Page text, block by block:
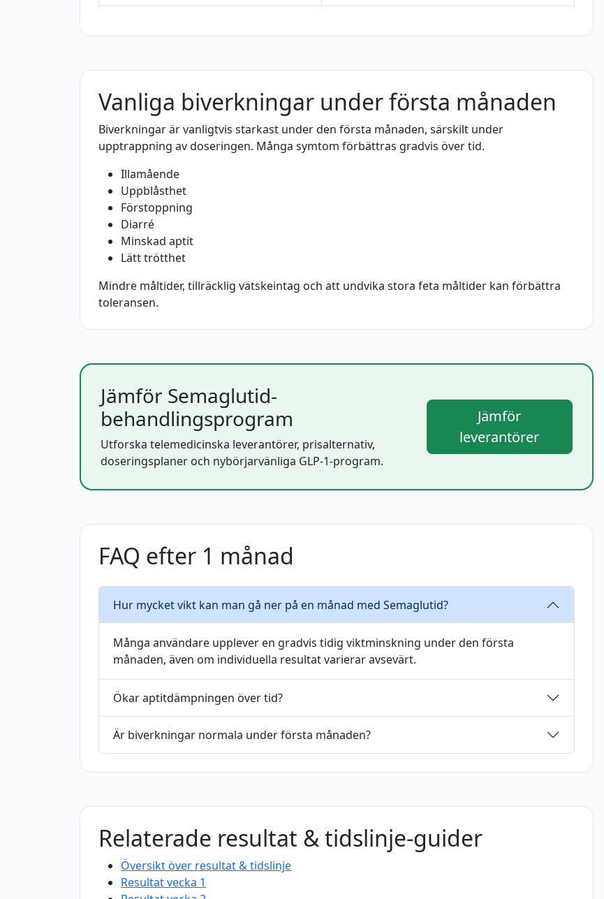
Vanliga biverkningar under första månaden
Biverkningar är vanligtvis starkast under den första månaden, särskilt under
upptrappning av doseringen. Många symtom förbättras gradvis över tid.
Illamående
Uppblåsthet
Förstoppning
Diarré
Minskad aptit
Lätt trötthet
Mindre måltider, tillräcklig vätskeintag och att undvika stora feta måltider kan förbättra
toleransen.
Jämför Semaglutid-
behandlingsprogram
Utforska telemedicinska leverantörer, prisalternativ,
doseringsplaner och nybörjarvänliga GLP-1-program.
Jämför
leverantörer
FAQ efter 1 månad
Hur mycket vikt kan man gå ner på en månad med Semaglutid?
Många användare upplever en gradvis tidig viktminskning under den första
månaden, även om individuella resultat varierar avsevärt.
Ökar aptitdämpningen över tid?
Är biverkningar normala under första månaden?
Relaterade resultat & tidslinje-guider
Översikt över resultat & tidslinje
Resultat vecka 1